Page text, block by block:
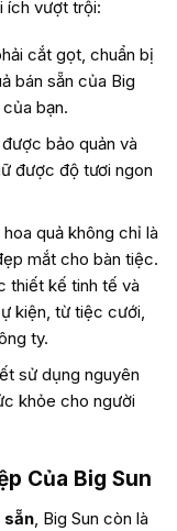
ích vượt trội:
cắt gọt, chuẩn bị
bán sẵn của Big
bạn.
bảo quản và
được độ tươi ngon
hoa quả không chỉ là
mắt cho bàn tiệc.
thiết kế tinh tế và
kiện, từ tiệc cưới,
ty.
sử dụng nguyên
khỏe cho người
Của Big Sun
sẵn, Big Sun còn là